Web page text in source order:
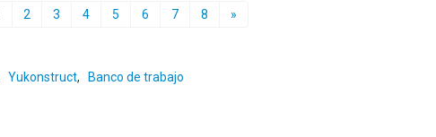
2 3 4 5 6 7 8 »
Yukonstruct, Banco de trabajo